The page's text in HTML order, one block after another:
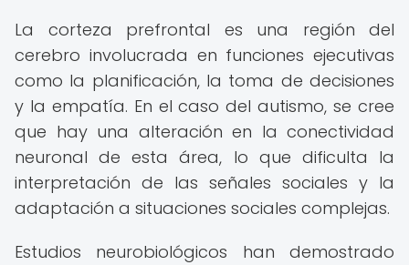
La corteza prefrontal es una región del
cerebro involucrada en funciones ejecutivas
como la planificación, la toma de decisiones
y la empatía. En el caso del autismo, se cree
que hay una alteración en la conectividad
neuronal de esta área, lo que dificulta la
interpretación de las señales sociales y la
adaptación a situaciones sociales complejas.
Estudios neurobiológicos han demostrado